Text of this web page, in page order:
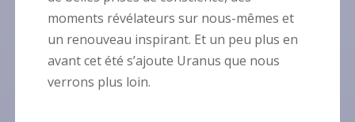
moments révélateurs sur nous-mêmes et
un renouveau inspirant. Et un peu plus en
avant cet été s’ajoute Uranus que nous
verrons plus loin.